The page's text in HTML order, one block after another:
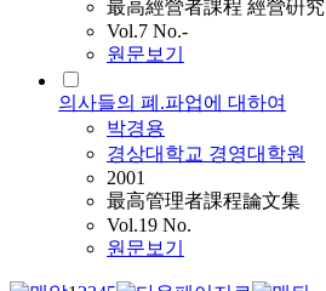
最高經營者課程 經營硏究
Vol.7 No.-
원문보기
의사들의 폐.파업에 대하여
박경용
경상대학교 경영대학원
2001
最高管理者課程論文集
Vol.19 No.
원문보기